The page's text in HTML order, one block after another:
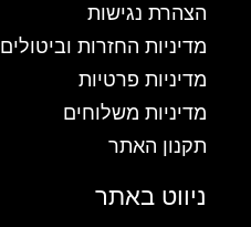
הצהרת נגישות
מדיניות החזרות וביטולים
מדיניות פרטיות
מדיניות משלוחים
תקנון האתר
ניווט באתר